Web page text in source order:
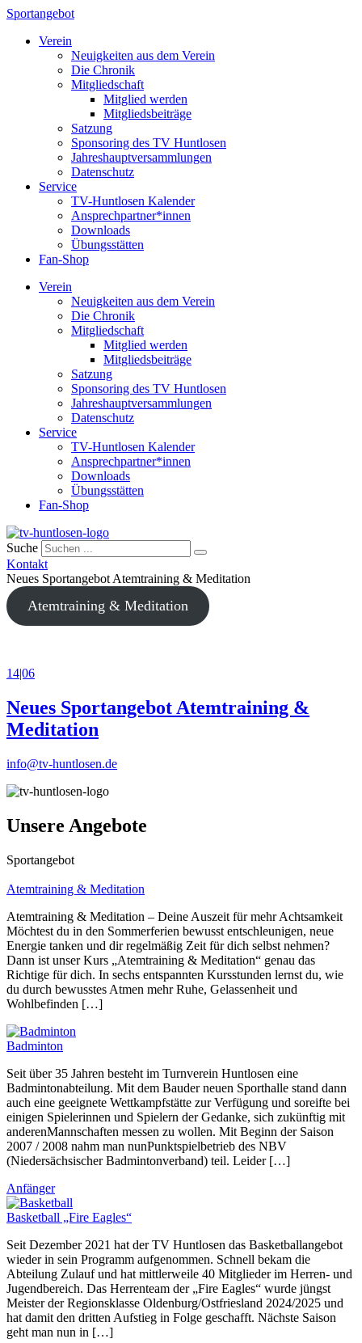
Sportangebot
Verein
Neuigkeiten aus dem Verein
Die Chronik
Mitgliedschaft
Mitglied werden
Mitgliedsbeiträge
Satzung
Sponsoring des TV Huntlosen
Jahreshauptversammlungen
Datenschutz
Service
TV-Huntlosen Kalender
Ansprechpartner*innen
Downloads
Übungsstätten
Fan-Shop
Verein
Neuigkeiten aus dem Verein
Die Chronik
Mitgliedschaft
Mitglied werden
Mitgliedsbeiträge
Satzung
Sponsoring des TV Huntlosen
Jahreshauptversammlungen
Datenschutz
Service
TV-Huntlosen Kalender
Ansprechpartner*innen
Downloads
Übungsstätten
Fan-Shop
Suche
Kontakt
Neues Sportangebot Atemtraining & Meditation
Atemtraining & Meditation
14|06
Neues Sportangebot Atemtraining &
Meditation
info@tv-huntlosen.de
Unsere Angebote
Sportangebot
Atemtraining & Meditation
Atemtraining & Meditation – Deine Auszeit für mehr Achtsamkeit
Möchtest du in den Sommerferien bewusst entschleunigen, neue
Energie tanken und dir regelmäßig Zeit für dich selbst nehmen?
Dann ist unser Kurs „Atemtraining & Meditation“ genau das
Richtige für dich. In sechs entspannten Kursstunden lernst du, wie
du durch bewusstes Atmen mehr Ruhe, Gelassenheit und
Wohlbefinden […]
Badminton
Seit über 35 Jahren besteht im Turnverein Huntlosen eine
Badmintonabteilung. Mit dem Bauder neuen Sporthalle stand dann
auch eine geeignete Wettkampfstätte zur Verfügung und soreifte bei
einigen Spielerinnen und Spielern der Gedanke, sich zukünftig mit
anderenMannschaften messen zu wollen. Mit Beginn der Saison
2007 / 2008 nahm man nunPunktspielbetrieb des NBV
(Niedersächsischer Badmintonverband) teil. Leider […]
Anfänger
Basketball „Fire Eagles“
Seit Dezember 2021 hat der TV Huntlosen das Basketballangebot
wieder in sein Programm aufgenommen. Schnell bekam die
Abteilung Zulauf und hat mittlerweile 40 Mitglieder im Herren- und
Jugendbereich. Das Herrenteam der „Fire Eagles“ wurde jüngst
Meister der Regionsklasse Oldenburg/Ostfriesland 2024/2025 und
hat damit den dritten Aufstieg in Folge geschafft. Nächste Saison
geht man nun in […]